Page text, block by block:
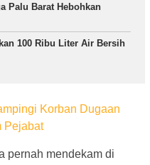
Palu Barat Hebohkan
100 Ribu Liter Air Bersih
Korban Dugaan
Pejabat
pernah mendekam di